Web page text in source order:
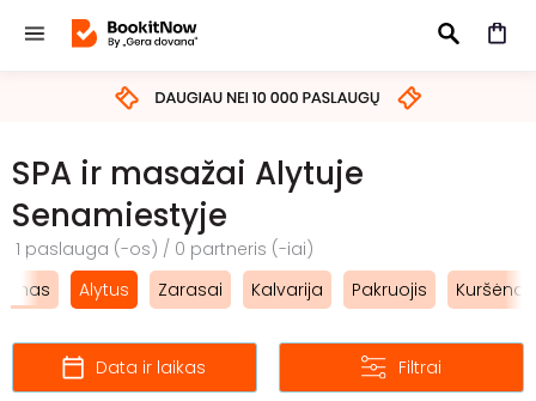
IEŠKOTI
SPA ir masažai Alytuje
Senamiestyje
1 paslauga (-os) / 0 partneris (-iai)
Alytus Zarasai Kalvarija Pakruojis Kuršėnai
Data ir laikas Filtrai